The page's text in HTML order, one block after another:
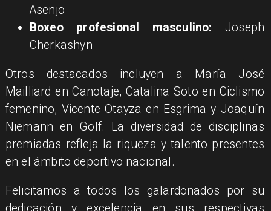
Asenjo
Boxeo profesional masculino: Joseph
Cherkashyn
Otros destacados incluyen a María José
Mailliard en Canotaje, Catalina Soto en Ciclismo
femenino, Vicente Otayza en Esgrima y Joaquín
Niemann en Golf. La diversidad de disciplinas
premiadas refleja la riqueza y talento presentes
en el ámbito deportivo nacional.
Felicitamos a todos los galardonados por su